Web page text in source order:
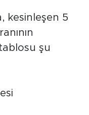
kesinleşen 5
şu